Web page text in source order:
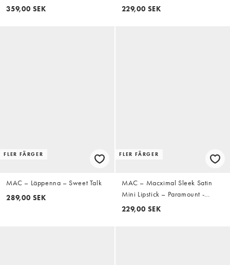
359,00 SEK
Coffee - Läppstift
229,00 SEK
FLER FÄRGER
MAC – Läppenna – Sweet Talk
289,00 SEK
FLER FÄRGER
MAC – Macximal Sleek Satin
Mini Lipstick – Paramount -
Läppstift
229,00 SEK